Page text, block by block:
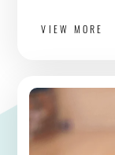
VIEW MORE